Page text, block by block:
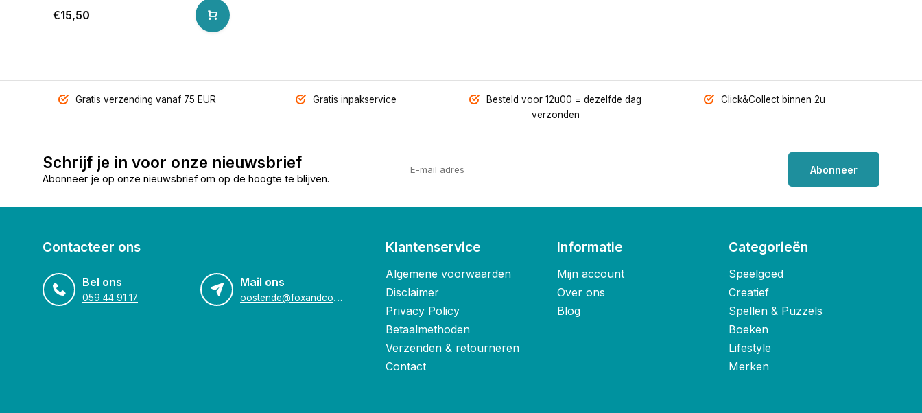
€15,50
Gratis verzending vanaf 75 EUR Gratis inpakservice
Besteld voor 12u00 = dezelfde dag
verzonden
Click&Collect binnen 2u
Schrijf je in voor onze nieuwsbrief
Abonneer je op onze nieuwsbrief om op de hoogte te blijven.
Abonneer
Contacteer ons
Bel ons
059 44 91 17
Mail ons
o
ostende@foxandco.be
Klantenservice
Algemene voorwaarden
Disclaimer
Privacy Policy
Betaalmethoden
Verzenden & retourneren
Contact
Informatie
Mijn account
Over ons
Blog
Categorieën
Speelgoed
Creatief
Spellen & Puzzels
Boeken
Lifestyle
Merken